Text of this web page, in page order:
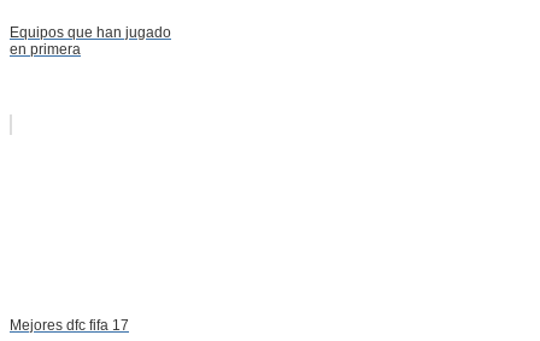
Equipos que han jugado
en primera
Mejores dfc fifa 17